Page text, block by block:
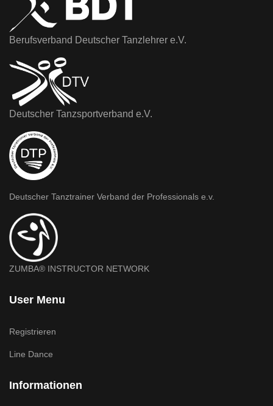
Berufsverband Deutscher Tanzlehrer e.V.
Deutscher Tanzsportverband e.V.
Deutscher Tanztrainer Verband der Professionals e.v.
ZUMBA® INSTRUCTOR NETWORK
User Menu
Registrieren
Line Dance
Informationen